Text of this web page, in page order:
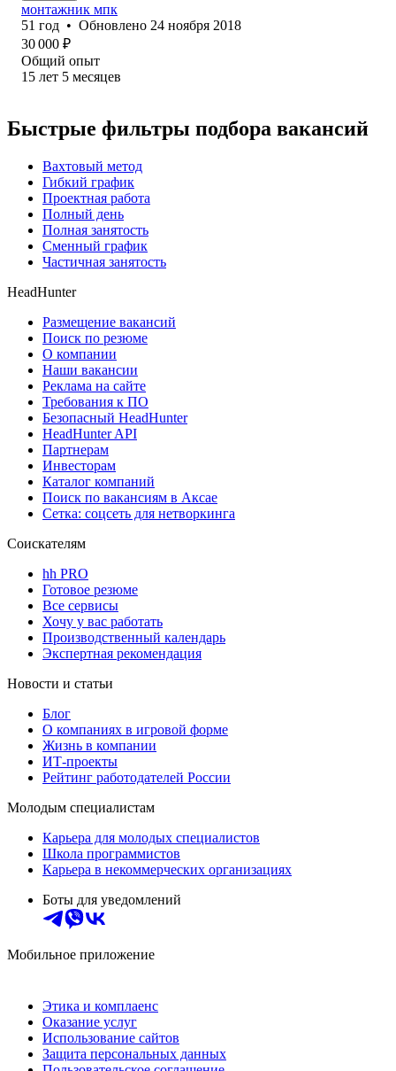
монтажник мпк
51 год • Обновлено 24 ноября 2018
30 000 ₽
Общий опыт
15 лет 5 месяцев
Быстрые фильтры подбора вакансий
Вахтовый метод
Гибкий график
Проектная работа
Полный день
Полная занятость
Сменный график
Частичная занятость
HeadHunter
Размещение вакансий
Поиск по резюме
О компании
Наши вакансии
Реклама на сайте
Требования к ПО
Безопасный HeadHunter
HeadHunter API
Партнерам
Инвесторам
Каталог компаний
Поиск по вакансиям в Аксае
Сетка: соцсеть для нетворкинга
Соискателям
hh PRO
Готовое резюме
Все сервисы
Хочу у вас работать
Производственный календарь
Экспертная рекомендация
Новости и статьи
Блог
О компаниях в игровой форме
Жизнь в компании
ИТ-проекты
Рейтинг работодателей России
Молодым специалистам
Карьера для молодых специалистов
Школа программистов
Карьера в некоммерческих организациях
Боты для уведомлений
Мобильное приложение
Этика и комплаенс
Оказание услуг
Использование сайтов
Защита персональных данных